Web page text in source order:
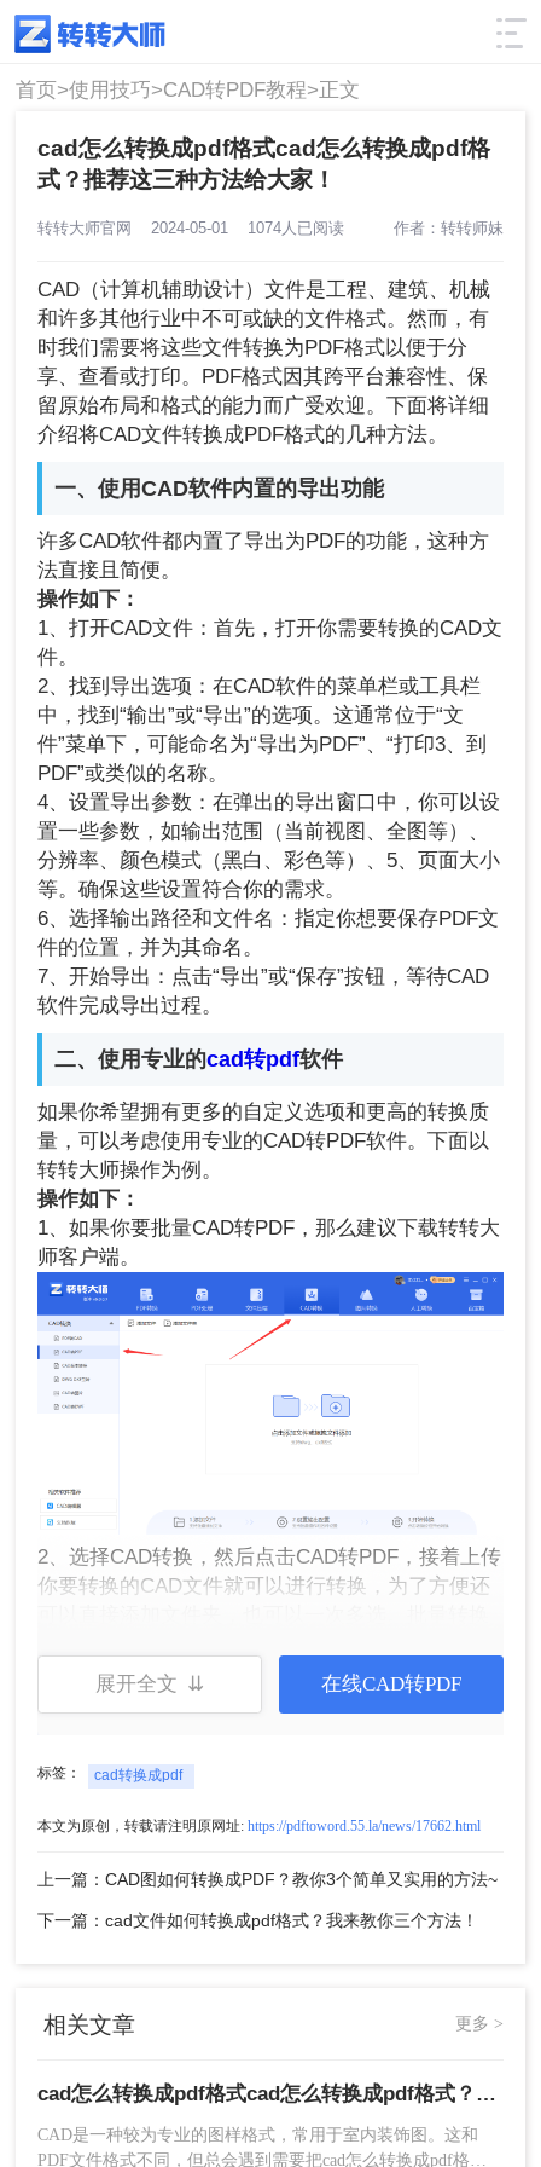
使用技巧 筛选
首页>使用技巧>CAD转PDF教程>正文
cad怎么转换成pdf格式cad怎么转换成pdf格
式？推荐这三种方法给大家！
转转大师官网 2024-05-01 1074人已阅读 作者：转转师妹
CAD（计算机辅助设计）文件是工程、建筑、机械
和许多其他行业中不可或缺的文件格式。然而，有
时我们需要将这些文件转换为PDF格式以便于分
享、查看或打印。PDF格式因其跨平台兼容性、保
留原始布局和格式的能力而广受欢迎。下面将详细
介绍将CAD文件转换成PDF格式的几种方法。
一、使用CAD软件内置的导出功能
许多CAD软件都内置了导出为PDF的功能，这种方
法直接且简便。
操作如下：
1、打开CAD文件：首先，打开你需要转换的CAD文
件。
2、找到导出选项：在CAD软件的菜单栏或工具栏
中，找到“输出”或“导出”的选项。这通常位于“文
件”菜单下，可能命名为“导出为PDF”、“打印3、到
PDF”或类似的名称。
4、设置导出参数：在弹出的导出窗口中，你可以设
置一些参数，如输出范围（当前视图、全图等）、
分辨率、颜色模式（黑白、彩色等）、5、页面大小
等。确保这些设置符合你的需求。
6、选择输出路径和文件名：指定你想要保存PDF文
件的位置，并为其命名。
7、开始导出：点击“导出”或“保存”按钮，等待CAD
软件完成导出过程。
二、使用专业的cad转pdf软件
如果你希望拥有更多的自定义选项和更高的转换质
量，可以考虑使用专业的CAD转PDF软件。下面以
转转大师操作为例。
操作如下：
1、如果你要批量CAD转PDF，那么建议下载转转大
师客户端。
2、选择CAD转换，然后点击CAD转PDF，接着上传
你要转换的CAD文件就可以进行转换，为了方便还
如果你不想安装额外的软件，或者只是偶尔需要将
转PDF工具。下面以转转大师在线CAD转PDF操作
为例。
操作如下：
展开全文 ⇊ 在线CAD转PDF
标签： cad转换成pdf
本文为原创，转载请注明原网址: https://pdftoword.55.la/news/17662.html
上一篇：CAD图如何转换成PDF？教你3个简单又实用的方法~
下一篇：cad文件如何转换成pdf格式？我来教你三个方法！
相关文章 更多 >
cad怎么转换成pdf格式cad怎么转换成pdf格式？推荐这三种方法给大家！
CAD是一种较为专业的图样格式，常用于室内装饰图。这和
PDF文件格式不同，但总会遇到需要把cad怎么转换成pdf格式